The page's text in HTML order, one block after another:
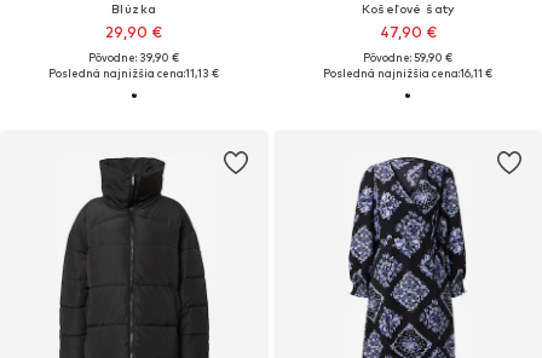
Blúzka
29,90 €
Pôvodne: 39,90 €
Posledná najnižšia cena:11,13 €
Košeľové šaty
47,90 €
Pôvodne: 59,90 €
Posledná najnižšia cena:16,11 €